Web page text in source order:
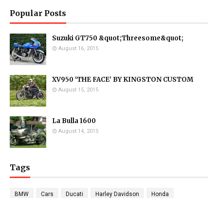
Popular Posts
Suzuki GT750 &quot;Threesome&quot;
August 16, 2015
XV950 ‘THE FACE’ BY KINGSTON CUSTOM
August 15, 2015
La Bulla 1600
August 14, 2015
Tags
BMW Cars Ducati Harley Davidson Honda